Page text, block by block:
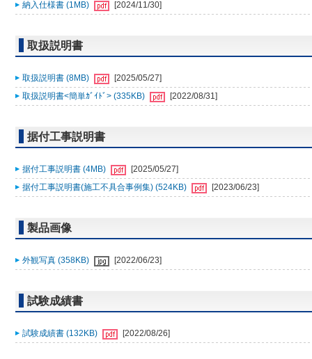
納入仕様書 (1MB) [2024/11/30]
取扱説明書
取扱説明書 (8MB)
[2025/05/27]
取扱説明書<簡単ｶﾞｲﾄﾞ> (335KB)
[2022/08/31]
据付工事説明書
据付工事説明書 (4MB)
[2025/05/27]
据付工事説明書(施工不具合事例集) (524KB)
[2023/06/23]
製品画像
外観写真 (358KB) [2022/06/23]
試験成績書
試験成績書 (132KB) [2022/08/26]